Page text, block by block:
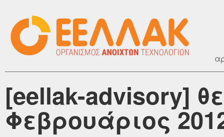
[eellak-advisory]
Φεβρουάριος